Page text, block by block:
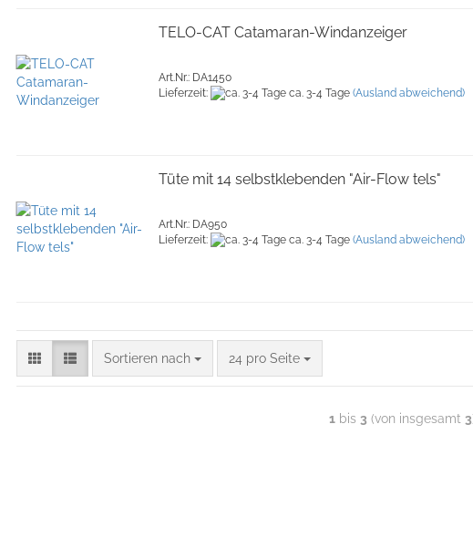
TELO-CAT Catamaran-Windanzeiger
Art.Nr.: DA1450
Lieferzeit:
ca. 3-4 Tage (Ausland abweichend)
Tüte mit 14 selbstklebenden "Air-Flow tels"
Art.Nr.: DA950
Lieferzeit:
ca. 3-4 Tage (Ausland abweichend)
Sortieren nach 24 pro Seite
1bis 3 (von insgesamt 3